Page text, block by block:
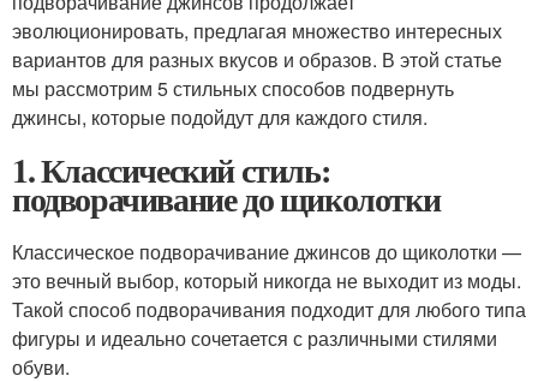
эволюционировать, предлагая множество интересных
вариантов для разных вкусов и образов. В этой статье
мы рассмотрим 5 стильных способов подвернуть
джинсы, которые подойдут для каждого стиля.
1. Классический стиль:
подворачивание до щиколотки
Классическое подворачивание джинсов до щиколотки —
это вечный выбор, который никогда не выходит из моды.
Такой способ подворачивания подходит для любого типа
фигуры и идеально сочетается с различными стилями
обуви.